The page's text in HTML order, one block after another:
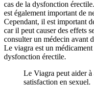
cas de la dysfonction
est également important de
Cependant, il est important
car il peut causer des effets
consulter un médecin avant
Le viagra est un
dysfonction érectile.
Le Viagra peut aider
satisfaction en sexuel.